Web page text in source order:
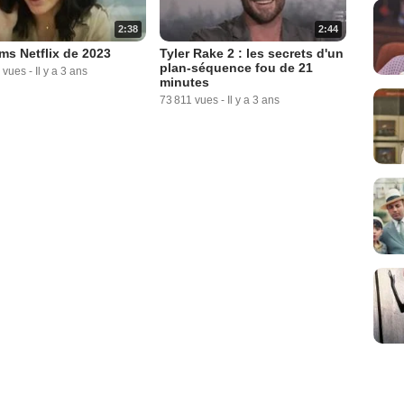
2:38
Netflix de 2023
vues - Il y a 3 ans
2:44
Tyler Rake 2 : les secrets d'un
plan-séquence fou de 21
minutes
73 811 vues - Il y a 3 ans